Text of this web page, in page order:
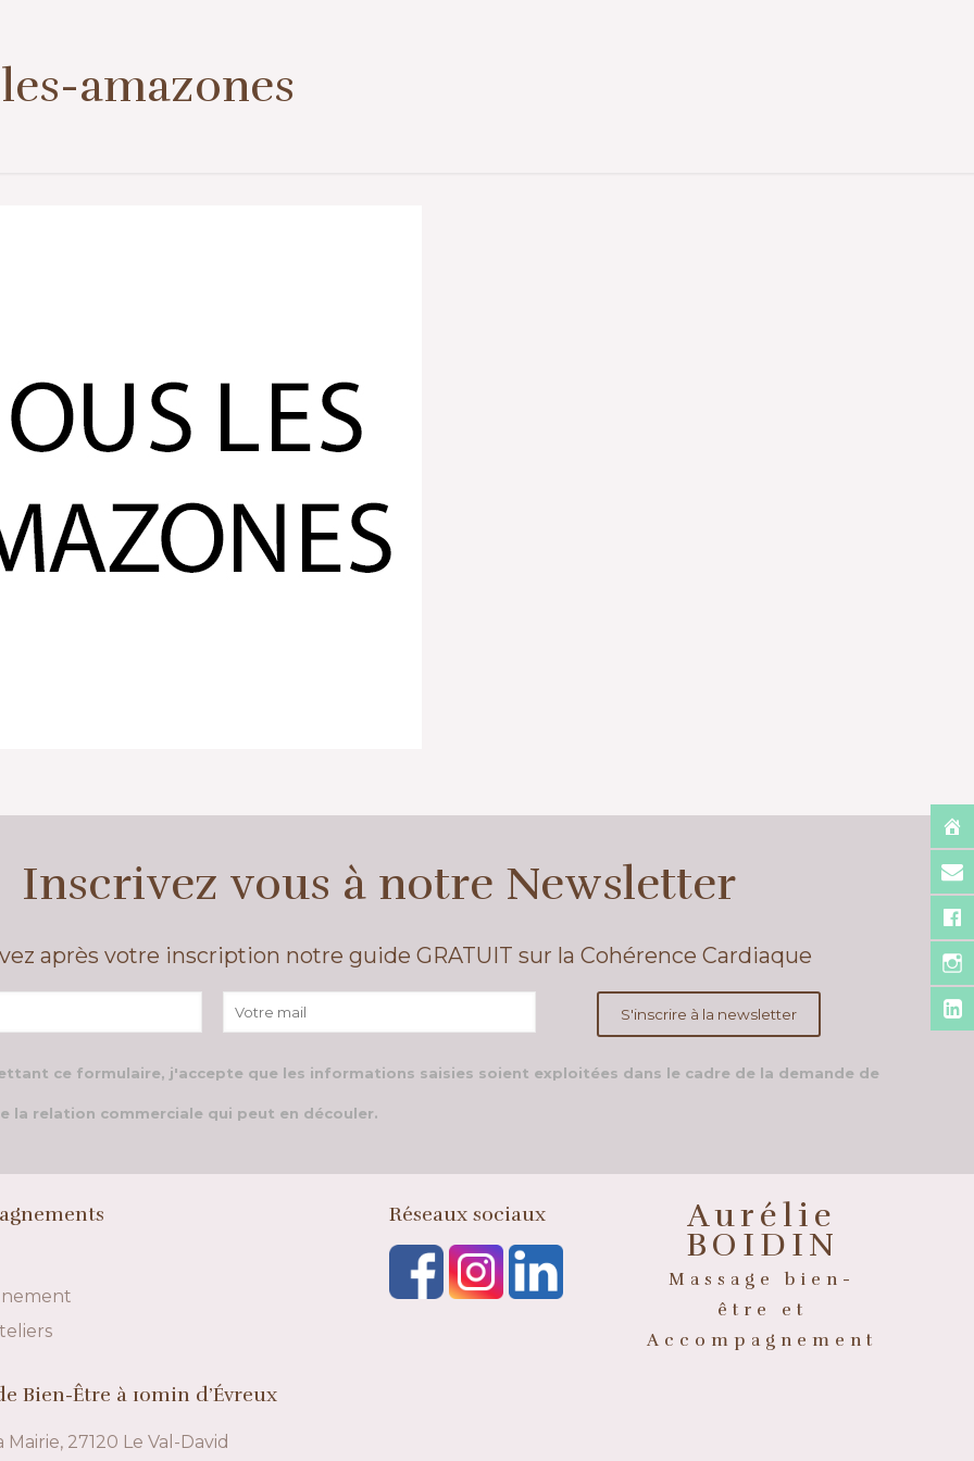
amazones
Inscrivez vous à notre Newsletter
après votre inscription notre guide GRATUIT sur la Cohérence Cardiaque
ce formulaire, j'accepte que les informations saisies soient exploitées dans le cadre de la demande de
la relation commerciale qui peut en découler.
Bien-Être à 10min d’Évreux
27120 Le Val-David
Réseaux sociaux Aurélie
BOIDIN
Massage bien-
être et
Accompagnement